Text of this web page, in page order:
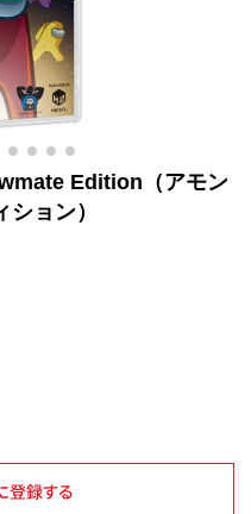
Edition（アモン
ション）